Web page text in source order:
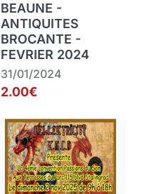
BEAUNE -
ANTIQUITES
BROCANTE -
FEVRIER 2024
31/01/2024
2.00€